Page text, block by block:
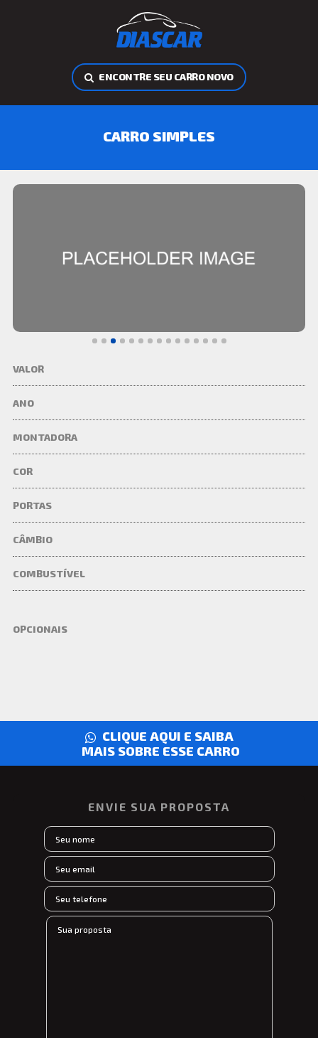
ENCONTRE SEU CARRO NOVO
CARRO SIMPLES
VALOR
ANO
MONTADORA
COR
PORTAS
CÂMBIO
COMBUSTÍVEL
OPCIONAIS
CLIQUE AQUI E SAIBA
MAIS SOBRE ESSE CARRO
ENVIE SUA PROPOSTA